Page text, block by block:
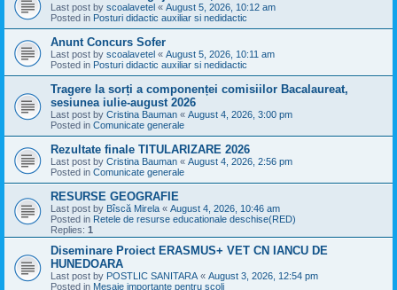
Last post by scoalavetel « August 5, 2026, 10:12 am
Posted in Posturi didactic auxiliar si nedidactic
Anunt Concurs Sofer
Last post by scoalavetel « August 5, 2026, 10:11 am
Posted in Posturi didactic auxiliar si nedidactic
Tragere la sorți a componenței comisiilor Bacalaureat,
sesiunea iulie-august 2026
Last post by Cristina Bauman « August 4, 2026, 3:00 pm
Posted in Comunicate generale
Rezultate finale TITULARIZARE 2026
Last post by Cristina Bauman « August 4, 2026, 2:56 pm
Posted in Comunicate generale
RESURSE GEOGRAFIE
Last post by Bîscă Mirela « August 4, 2026, 10:46 am
Posted in Retele de resurse educationale deschise(RED)
Replies: 1
Diseminare Proiect ERASMUS+ VET CN IANCU DE
HUNEDOARA
Last post by POSTLIC SANITARA « August 3, 2026, 12:54 pm
Posted in Mesaje importante pentru scoli